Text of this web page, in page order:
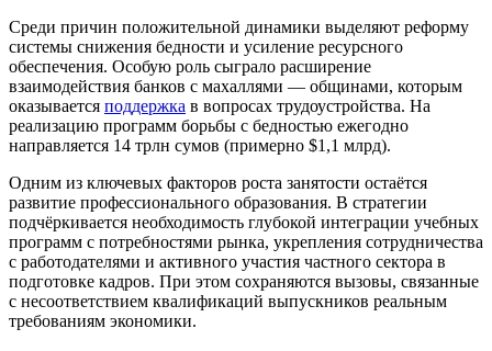
Среди причин положительной динамики выделяют реформу
системы снижения бедности и усиление ресурсного
обеспечения. Особую роль сыграло расширение
взаимодействия банков с махаллями — общинами, которым
оказывается поддержка в вопросах трудоустройства. На
реализацию программ борьбы с бедностью ежегодно
направляется 14 трлн сумов (примерно $1,1 млрд).
Одним из ключевых факторов роста занятости остаётся
развитие профессионального образования. В стратегии
подчёркивается необходимость глубокой интеграции учебных
программ с потребностями рынка, укрепления сотрудничества
с работодателями и активного участия частного сектора в
подготовке кадров. При этом сохраняются вызовы, связанные
с несоответствием квалификаций выпускников реальным
требованиям экономики.